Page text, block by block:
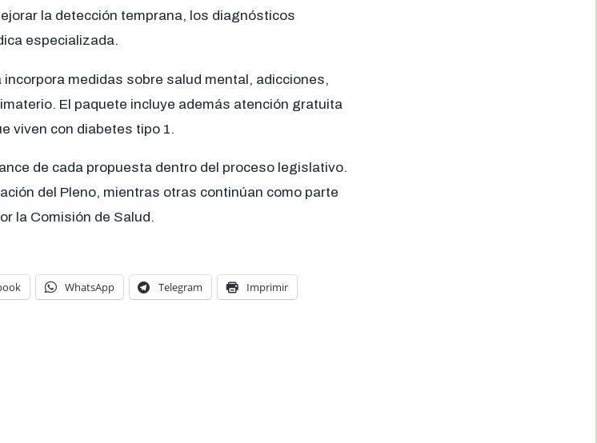
la detección temprana, los diagnósticos
especializada.
medidas sobre salud mental, adicciones,
El paquete incluye además atención gratuita
viven con diabetes tipo 1.
de cada propuesta dentro del proceso legislativo.
del Pleno, mientras otras continúan como parte
la Comisión de Salud.
WhatsApp Telegram Imprimir